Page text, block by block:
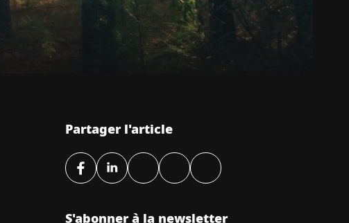
Partager l'article
S'abonner à la newsletter